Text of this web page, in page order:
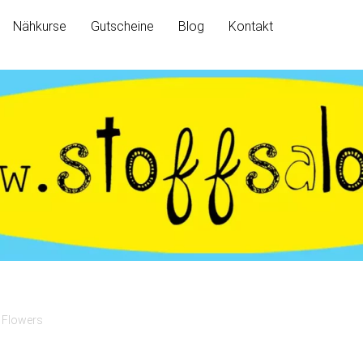
Nähkurse Gutscheine Blog Kontakt